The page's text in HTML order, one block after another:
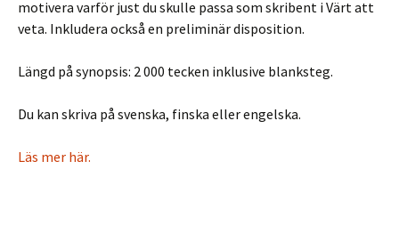
motivera varför just du skulle passa som skribent i Värt att
veta. Inkludera också en preliminär disposition.
Längd på synopsis: 2 000 tecken inklusive blanksteg.
Du kan skriva på svenska, finska eller engelska.
Läs mer här.